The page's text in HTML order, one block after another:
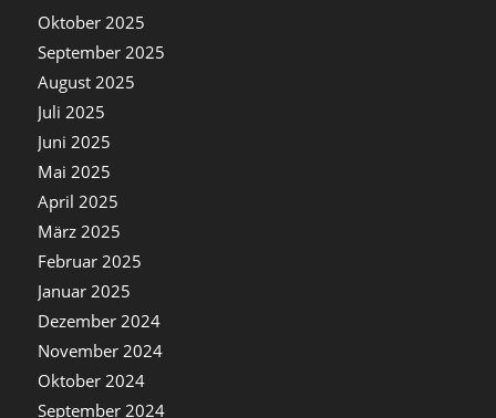
Oktober 2025
September 2025
August 2025
Juli 2025
Juni 2025
Mai 2025
April 2025
März 2025
Februar 2025
Januar 2025
Dezember 2024
November 2024
Oktober 2024
September 2024